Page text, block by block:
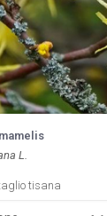
L.
tisana